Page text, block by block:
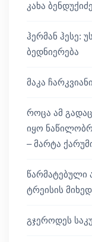
კახა
ჰერმან ჰესე:
ბედნიერება
მაკა
როცა ამ
იყო
– მარტა
წარმატებული
ტრეისის
გჯეროდეს